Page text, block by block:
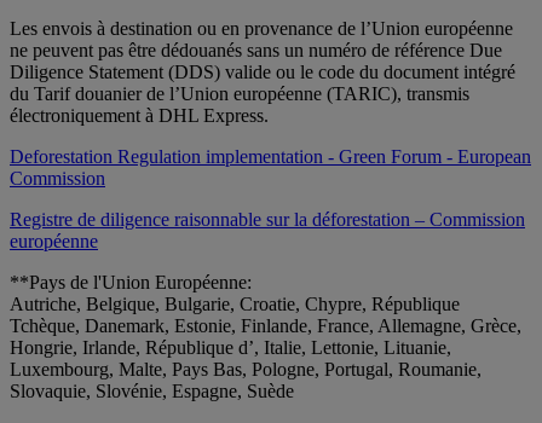
Les envois à destination ou en provenance de l’Union européenne
ne peuvent pas être dédouanés sans un numéro de référence Due
Diligence Statement (DDS) valide ou le code du document intégré
du Tarif douanier de l’Union européenne (TARIC), transmis
électroniquement à DHL Express.
Deforestation Regulation implementation - Green Forum - European
Commission
Registre de diligence raisonnable sur la déforestation – Commission
européenne
**Pays de l'Union Européenne:
Autriche, Belgique, Bulgarie, Croatie, Chypre, République
Tchèque, Danemark, Estonie, Finlande, France, Allemagne, Grèce,
Hongrie, Irlande, République d’, Italie, Lettonie, Lituanie,
Luxembourg, Malte, Pays Bas, Pologne, Portugal, Roumanie,
Slovaquie, Slovénie, Espagne, Suède